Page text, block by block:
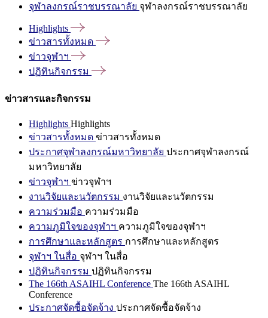
จุฬาลงกรณ์ราชบรรณาลัย จุฬาลงกรณ์ราชบรรณาลัย
Highlights
ข่าวสารทั้งหมด
ข่าวจุฬาฯ
ปฏิทินกิจกรรม
ข่าวสารและกิจกรรม
Highlights Highlights
ข่าวสารทั้งหมด ข่าวสารทั้งหมด
ประกาศจุฬาลงกรณ์มหาวิทยาลัย ประกาศจุฬาลงกรณ์
มหาวิทยาลัย
ข่าวจุฬาฯ ข่าวจุฬาฯ
งานวิจัยและนวัตกรรม งานวิจัยและนวัตกรรม
ความร่วมมือ ความร่วมมือ
ความภูมิใจของจุฬาฯ ความภูมิใจของจุฬาฯ
การศึกษาและหลักสูตร การศึกษาและหลักสูตร
จุฬาฯ ในสื่อ จุฬาฯ ในสื่อ
ปฏิทินกิจกรรม ปฏิทินกิจกรรม
The 166th ASAIHL Conference The 166th ASAIHL
Conference
ประกาศจัดซื้อจัดจ้าง ประกาศจัดซื้อจัดจ้าง